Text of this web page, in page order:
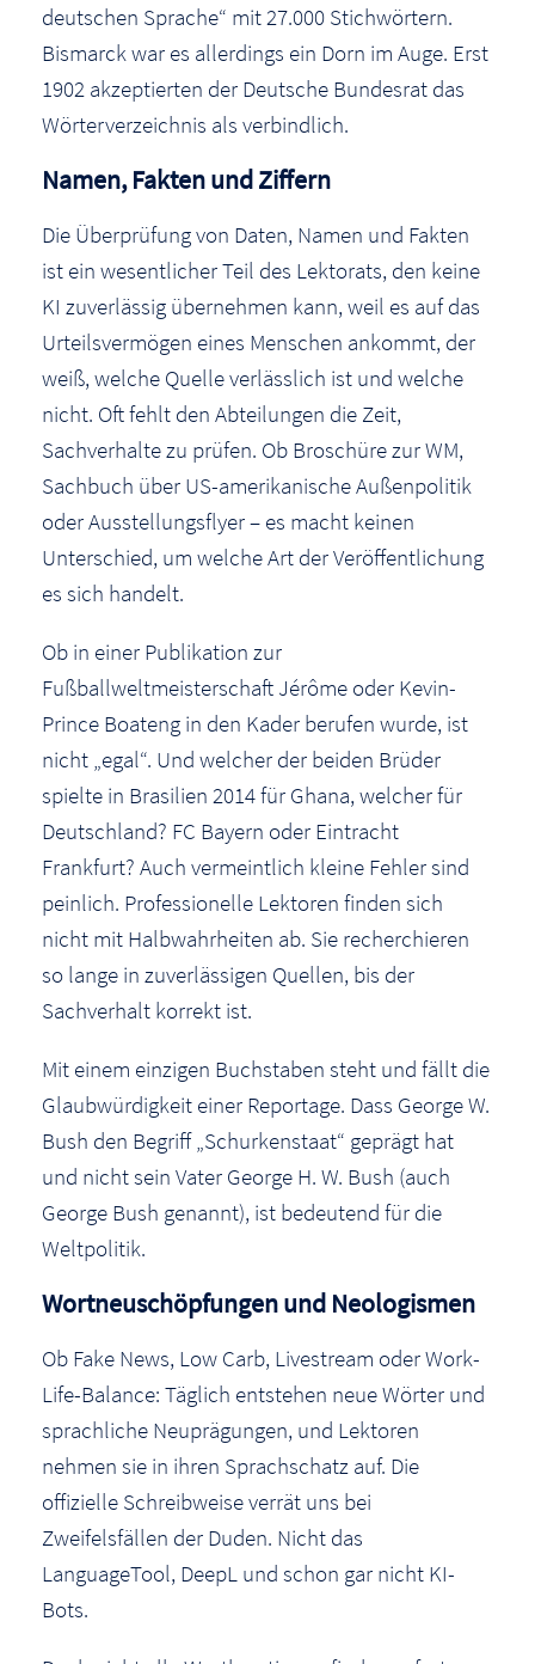
deutschen Sprache“ mit 27.000 Stichwörtern.
Bismarck war es allerdings ein Dorn im Auge. Erst
1902 akzeptierten der Deutsche Bundesrat das
Wörterverzeichnis als verbindlich.
Namen, Fakten und Ziffern
Die Überprüfung von Daten, Namen und Fakten
ist ein wesentlicher Teil des Lektorats, den keine
KI zuverlässig übernehmen kann, weil es auf das
Urteilsvermögen eines Menschen ankommt, der
weiß, welche Quelle verlässlich ist und welche
nicht. Oft fehlt den Abteilungen die Zeit,
Sachverhalte zu prüfen. Ob Broschüre zur WM,
Sachbuch über US-amerikanische Außenpolitik
oder Ausstellungsflyer – es macht keinen
Unterschied, um welche Art der Veröffentlichung
es sich handelt.
Ob in einer Publikation zur
Fußballweltmeisterschaft Jérôme oder Kevin-
Prince Boateng in den Kader berufen wurde, ist
nicht „egal“. Und welcher der beiden Brüder
spielte in Brasilien 2014 für Ghana, welcher für
Deutschland? FC Bayern oder Eintracht
Frankfurt? Auch vermeintlich kleine Fehler sind
peinlich. Professionelle Lektoren finden sich
nicht mit Halbwahrheiten ab. Sie recherchieren
so lange in zuverlässigen Quellen, bis der
Sachverhalt korrekt ist.
Mit einem einzigen Buchstaben steht und fällt die
Glaubwürdigkeit einer Reportage. Dass George W.
Bush den Begriff „Schurkenstaat“ geprägt hat
und nicht sein Vater George H. W. Bush (auch
George Bush genannt), ist bedeutend für die
Weltpolitik.
Wortneuschöpfungen und Neologismen
Ob Fake News, Low Carb, Livestream oder Work-
Life-Balance: Täglich entstehen neue Wörter und
sprachliche Neuprägungen, und Lektoren
nehmen sie in ihren Sprachschatz auf. Die
offizielle Schreibweise verrät uns bei
Zweifelsfällen der Duden. Nicht das
LanguageTool, DeepL und schon gar nicht KI-
Bots.